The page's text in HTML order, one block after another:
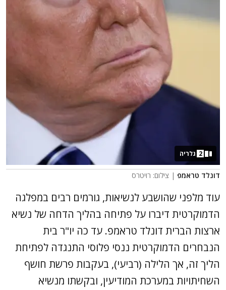
דונלד טראמפ | צילום: רויטרס
2 גלריה
עוד מלפני שהושבע לנשיאות, גורמים רבים במפלגה
הדמוקרטית דיברו על פתיחה בהליך הדחה של נשיא
ארצות הברית דונלד טראמפ. עד כה יו"ר בית
הנבחרים הדמוקרטית ננסי פלוסי התנגדה לפתיחת
הליך זה, אך הלילה (רביעי), בעקבות פרשת חושף
השחיתויות במערכת המודיעין, ובקשתו מנשיא